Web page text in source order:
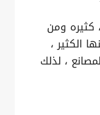
كثيره ومن
الكثير ،
، لذلك